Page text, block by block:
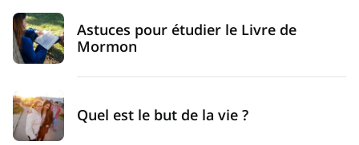
Astuces pour étudier le Livre de
Mormon
Quel est le but de la vie ?